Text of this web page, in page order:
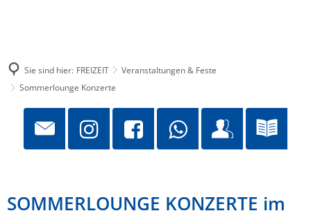
Sie sind hier: FREIZEIT
Veranstaltungen & Feste
Sommerlounge Konzerte
SOMMERLOUNGE KONZERTE im